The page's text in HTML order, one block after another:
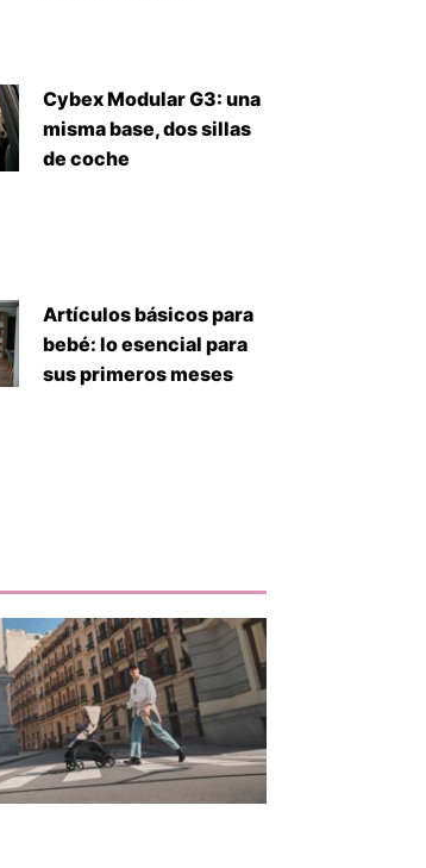
Cybex Modular G3: una
misma base, dos sillas
de coche
Artículos básicos para
bebé: lo esencial para
sus primeros meses